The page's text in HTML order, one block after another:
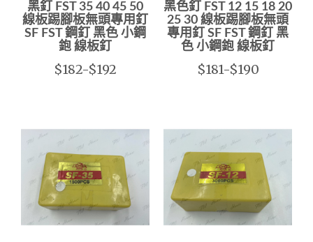
黑釘 FST 35 40 45 50
線板踢腳板無頭專用釘
SF FST 鋼釘 黑色 小鋼
鉋 線板釘
$182-$192
黑色釘 FST 12 15 18 20
25 30 線板踢腳板無頭
專用釘 SF FST 鋼釘 黑
色 小鋼鉋 線板釘
$181-$190